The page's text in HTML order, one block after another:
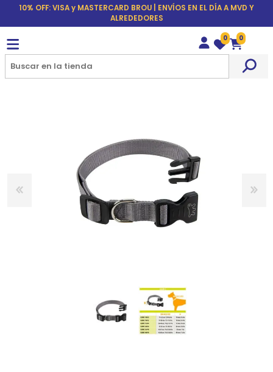
10% OFF: VISA y MASTERCARD BROU | ENVÍOS EN EL DÍA A MVD Y
ALREDEDORES
Wishlist
0
Carrito
0